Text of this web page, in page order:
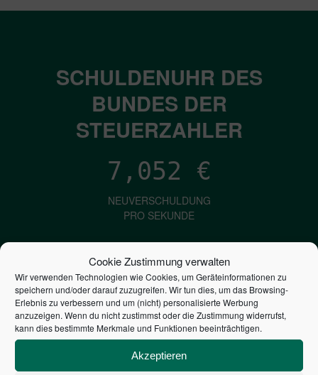
Cookie Zustimmung verwalten
Wir verwenden Technologien wie Cookies, um Geräteinformationen zu
speichern und/oder darauf zuzugreifen. Wir tun dies, um das Browsing-
Erlebnis zu verbessern und um (nicht) personalisierte Werbung
anzuzeigen. Wenn du nicht zustimmst oder die Zustimmung widerrufst,
kann dies bestimmte Merkmale und Funktionen beeinträchtigen.
Akzeptieren
SCHULDENUHR DES
BUNDES DER
STEUERZAHLER
7,052 €
NEUVERSCHULDUNG
PRO SEKUNDE
1,601€
ZINSEN
PRO SEKUNDE